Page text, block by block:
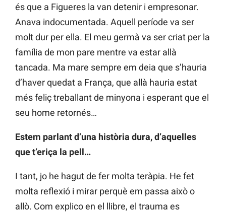
és que a Figueres la van detenir i empresonar.
Anava indocumentada. Aquell període va ser
molt dur per ella. El meu germà va ser criat per la
família de mon pare mentre va estar allà
tancada. Ma mare sempre em deia que s’hauria
d’haver quedat a França, que allà hauria estat
més feliç treballant de minyona i esperant que el
seu home retornés…
Estem parlant d’una història dura, d’aquelles
que t’eriça la pell…
I tant, jo he hagut de fer molta teràpia. He fet
molta reflexió i mirar perquè em passa això o
allò. Com explico en el llibre, el trauma es